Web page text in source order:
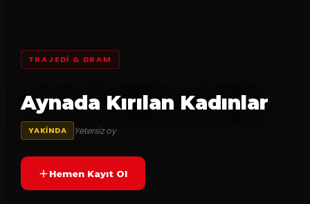
TRAJEDI & DRAM
Aynada Kırılan Kadınlar
YAKINDA Yetersiz oy
Hemen Kayıt Ol